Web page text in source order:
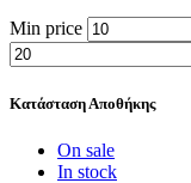
Min price
Κατάσταση Αποθήκης
On sale
In stock